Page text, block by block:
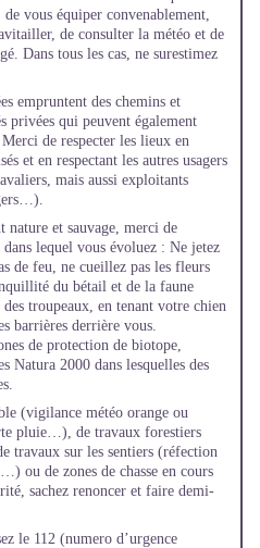
de vous équiper convenablement,
de consulter la météo et de
Dans tous les cas, ne surestimez
empruntent des chemins et
privées qui peuvent également
de respecter les lieux en
et en respectant les autres usagers
mais aussi exploitants
nature et sauvage, merci de
lequel vous évoluez : Ne jetez
de feu, ne cueillez pas les fleurs
du bétail et de la faune
des troupeaux, en tenant votre chien
barrières derrière vous.
de protection de biotope,
Natura 2000 dans lesquelles des
(vigilance météo orange ou
pluie…), de travaux forestiers
travaux sur les sentiers (réfection
ou de zones de chasse en cours
sachez renoncer et faire demi-
le 112 (numero d’urgence